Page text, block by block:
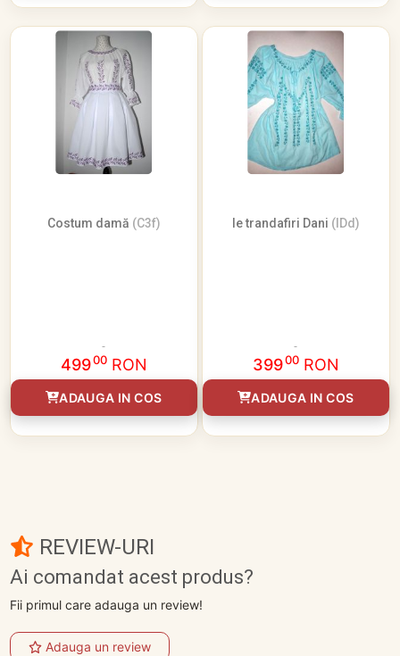
Costum damă (C3f)
49900 RON
ADAUGA IN COS
Ie trandafiri Dani (IDd)
39900 RON
ADAUGA IN COS
REVIEW-URI
Ai comandat acest produs?
Fii primul care adauga un review!
Adauga un review